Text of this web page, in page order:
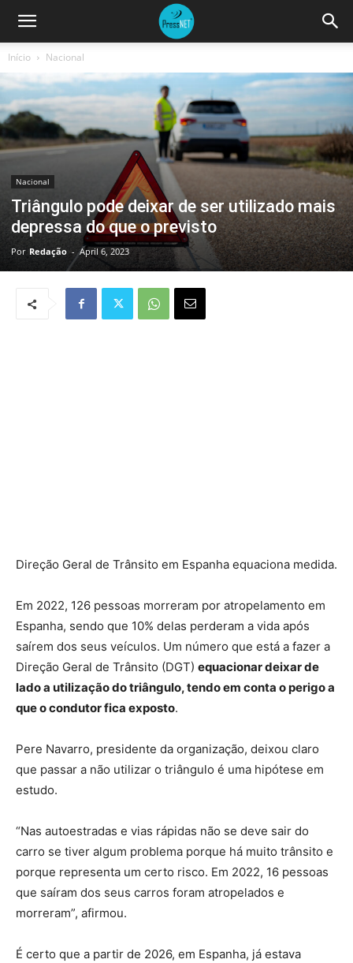
Início Nacional
Nacional
Triângulo pode deixar de ser utilizado mais
depressa do que o previsto
Por Redação - April 6, 2023
Direção Geral de Trânsito em Espanha equaciona medida.
Em 2022, 126 pessoas morreram por atropelamento em
Espanha, sendo que 10% delas perderam a vida após
saírem dos seus veículos. Um número que está a fazer a
Direção Geral de Trânsito (DGT) equacionar deixar de
lado a utilização do triângulo, tendo em conta o perigo a
que o condutor fica exposto.
Pere Navarro, presidente da organização, deixou claro
que passar a não utilizar o triângulo é uma hipótese em
estudo.
“Nas autoestradas e vias rápidas não se deve sair do
carro se tiver algum problema porque há muito trânsito e
porque representa um certo risco. Em 2022, 16 pessoas
que saíram dos seus carros foram atropelados e
morreram”, afirmou.
É certo que a partir de 2026, em Espanha, já estava